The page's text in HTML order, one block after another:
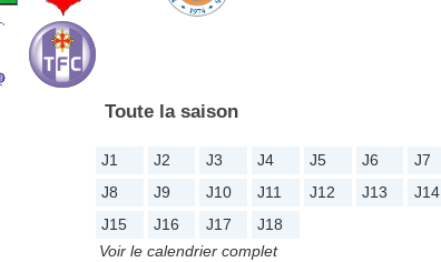
Toute la saison
J1 J2 J3 J4 J5 J6
J7
J8
J9 J10 J11 J12 J13
J14
J15
J16 J17
J18
Voir le calendrier complet